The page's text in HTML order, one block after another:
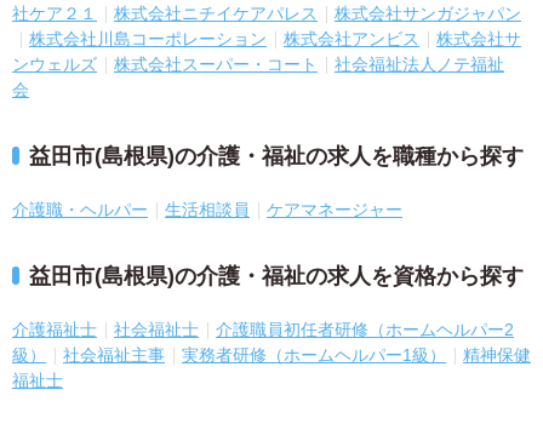
社ケア２１
株式会社ニチイケアパレス
株式会社サンガジャパン
株式会社川島コーポレーション
株式会社アンビス
株式会社サ
ンウェルズ
株式会社スーパー・コート
社会福祉法人ノテ福祉
会
益田市(島根県)の介護・福祉の求人を職種から探す
介護職・ヘルパー 生活相談員 ケアマネージャー
益田市(島根県)の介護・福祉の求人を資格から探す
介護福祉士 社会福祉士
介護職員初任者研修（ホームヘルパー2
級）
社会福祉主事 実務者研修（ホームヘルパー1級）
精神保健
福祉士